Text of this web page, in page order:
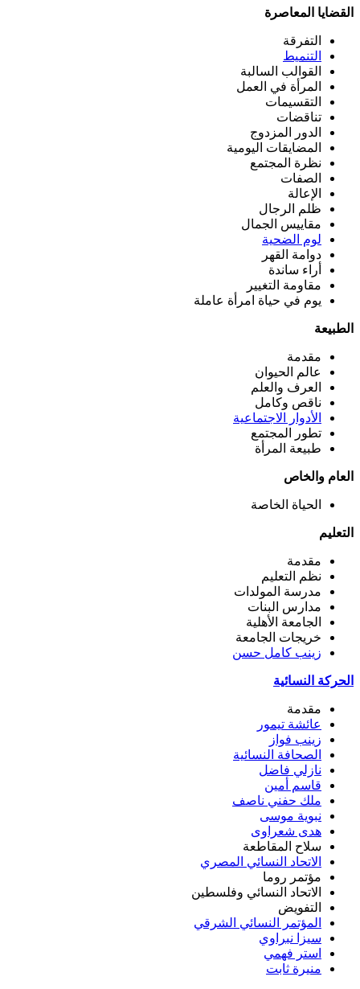
القضايا المعاصرة
التفرقة
التنميط
القوالب السالبة
المرأة في العمل
التقسيمات
تناقضات
الدور المزدوج
المضايقات اليومية
نظرة المجتمع
الصفات
الإعالة
ظلم الرجال
مقاييس الجمال
لوم الضحية
دوامة القهر
أراء ساندة
مقاومة التغيير
يوم في حياة امرأة عاملة
الطبيعة
مقدمة
عالم الحيوان
العرف والعلم
ناقص وكامل
الأدوار الاجتماعية
تطور المجتمع
طبيعة المرأة
العام والخاص
الحياة الخاصة
التعليم
مقدمة
نظم التعليم
مدرسة المولدات
مدارس البنات
الجامعة الأهلية
خريجات الجامعة
زينب كامل حسن
الحركة النسائية
مقدمة
عائشة تيمور
زينب فواز
الصحافة النسائية
نازلي فاضل
قاسم أمين
ملك حفني ناصف
نبوية موسى
هدى شعراوى
سلاح المقاطعة
الاتحاد النسائي المصري
مؤتمر روما
الاتحاد النسائي وفلسطين
التفويض
المؤتمر النسائي الشرقي
سيزا نبراوي
استر فهمي
منيرة ثابت